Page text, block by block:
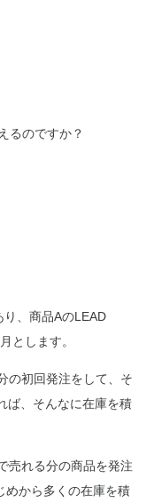
るのですか？
、商品AのLEAD
とします。
の初回発注をして、そ
ば、そんなに在庫を積
売れる分の商品を発注
めから多くの在庫を積